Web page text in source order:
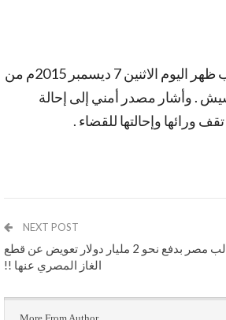
تمكنت الأجهزة الأمنية واللجان الشعبية بمديرية مجزر بمحافظة مأرب ظهر اليوم الاثنين 7 ديسمبر 2015م من
150 كيلو من مادة الحشيش . وأشار مصدر أمني إلى إحالة
ورائها وإحالتها للقضاء .
NEXT POST
إسرائيل تطالب مصر بدفع نحو 2 مليار دولار تعويض عن قطع
الغاز المصري عنها !!